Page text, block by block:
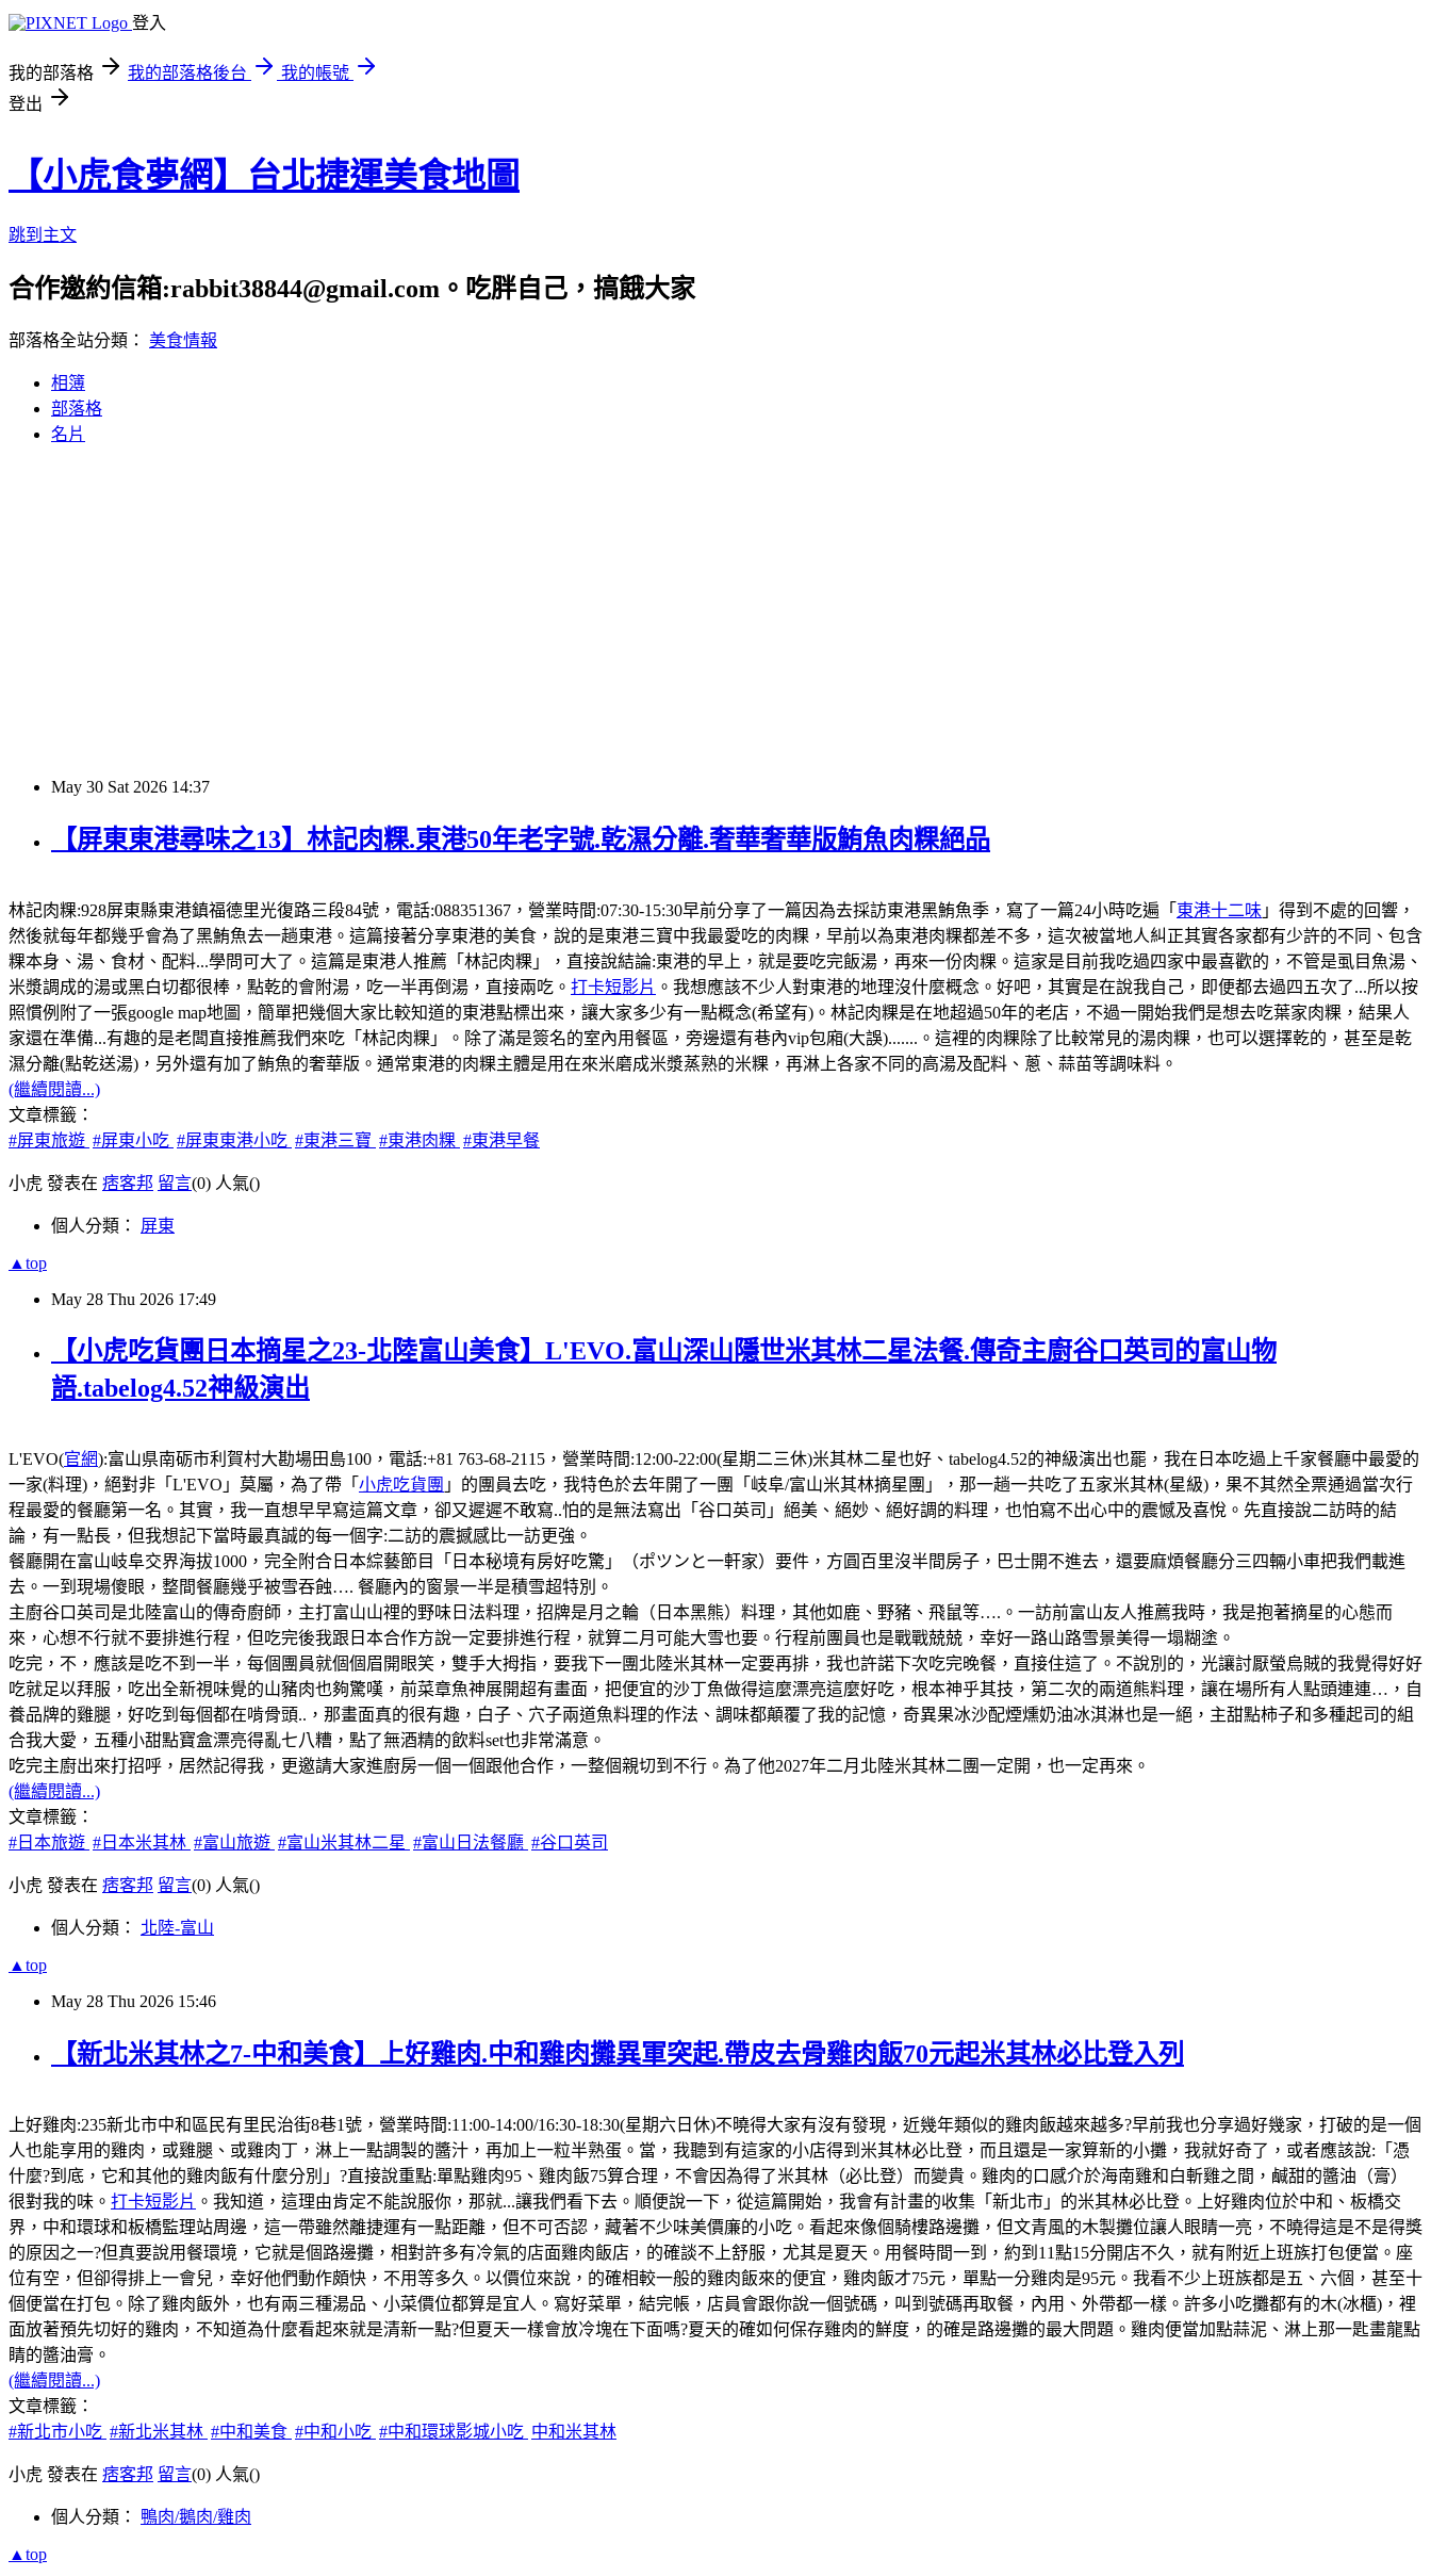
登入
我的部落格 我的部落格後台
我的帳號
登出
【小虎食夢網】台北捷運美食地圖
跳到主文
合作邀約信箱:rabbit38844@gmail.com。吃胖自己，搞餓大家
部落格全站分類： 美食情報
相簿
部落格
名片
May 30 Sat 2026 14:37
【屏東東港尋味之13】林記肉粿.東港50年老字號.乾濕分離.奢華奢華版鮪魚肉粿絕品
林記肉粿:928屏東縣東港鎮福德里光復路三段84號，電話:088351367，營業時間:07:30-15:30早前分享了一篇因為去採訪東港黑鮪魚季，寫了一篇24小時吃遍「 東港十二味 」得到不處的回響，
然後就每年都幾乎會為了黑鮪魚去一趟東港。這篇接著分享東港的美食，說的是東港三寶中我最愛吃的肉粿，早前以為東港肉粿都差不多，這次被當地人糾正其實各家都有少許的不同、包含
粿本身、湯、食材、配料...學問可大了。這篇是東港人推薦「林記肉粿」，直接說結論:東港的早上，就是要吃完飯湯，再來一份肉粿。這家是目前我吃過四家中最喜歡的，不管是虱目魚湯、
米漿調成的湯或黑白切都很棒，點乾的會附湯，吃一半再倒湯，直接兩吃。 打卡短影片 。我想應該不少人對東港的地理沒什麼概念。好吧，其實是在說我自己，即便都去過四五次了...所以按
照慣例附了一張google map地圖，簡單把幾個大家比較知道的東港點標出來，讓大家多少有一點概念(希望有)。林記肉粿是在地超過50年的老店，不過一開始我們是想去吃葉家肉粿，結果人
家還在準備...有趣的是老闆直接推薦我們來吃「林記肉粿」。除了滿是簽名的室內用餐區，旁邊還有巷內vip包廂(大誤).......。這裡的肉粿除了比較常見的湯肉粿，也可以選擇乾的，甚至是乾
濕分離(點乾送湯)，另外還有加了鮪魚的奢華版。通常東港的肉粿主體是用在來米磨成米漿蒸熟的米粿，再淋上各家不同的高湯及配料、蔥、蒜苗等調味料。
(繼續閱讀...)
文章標籤：
#屏東旅遊 #屏東小吃 #屏東東港小吃 #東港三寶 #東港肉粿 #東港早餐
小虎 發表在 痞客邦 留言(0) 人氣()
個人分類： 屏東
▲top
May 28 Thu 2026 17:49
【小虎吃貨團日本摘星之23-北陸富山美食】L'EVO.富山深山隱世米其林二星法餐.傳奇主廚谷口英司的富山物
語.tabelog4.52神級演出
L'EVO(官網):富山県南砺市利賀村大勘場田島100，電話:+81 763-68-2115，營業時間:12:00-22:00(星期二三休)米其林二星也好、tabelog4.52的神級演出也罷，我在日本吃過上千家餐廳中最愛的
一家(料理)，絕對非「L'EVO」莫屬，為了帶「 小虎吃貨團 」的團員去吃，我特色於去年開了一團「岐阜/富山米其林摘星團」，那一趟一共吃了五家米其林(星級)，果不其然全票通過當次行
程最愛的餐廳第一名。其實，我一直想早早寫這篇文章，卻又遲遲不敢寫..怕的是無法寫出「谷口英司」絕美、絕妙、絕好調的料理，也怕寫不出心中的震憾及喜悅。先直接說二訪時的結
論，有一點長，但我想記下當時最真誠的每一個字:二訪的震撼感比一訪更強。
餐廳開在富山岐阜交界海拔1000，完全附合日本綜藝節目「日本秘境有房好吃驚」（ポツンと一軒家）要件，方圓百里沒半間房子，巴士開不進去，還要麻煩餐廳分三四輛小車把我們載進
去。一到現場傻眼，整間餐廳幾乎被雪吞蝕…. 餐廳內的窗景一半是積雪超特別。
主廚谷口英司是北陸富山的傳奇廚師，主打富山山𥚃的野味日法料理，招牌是月之輪（日本黑熊）料理，其他如鹿、野豬、飛鼠等….。一訪前富山友人推薦我時，我是抱著摘星的心態而
來，心想不行就不要排進行程，但吃完後我跟日本合作方說一定要排進行程，就算二月可能大雪也要。行程前團員也是戰戰兢兢，幸好一路山路雪景美得一塌糊塗。
吃完，不，應該是吃不到一半，每個團員就個個眉開眼笑，雙手大拇指，要我下一團北陸米其林一定要再排，我也許諾下次吃完晚餐，直接住這了。不說別的，光讓討厭螢烏賊的我覺得好好
吃就足以拜服，吃出全新視味覺的山豬肉也夠驚嘆，前菜章魚神展開超有畫面，把便宜的沙丁魚做得這麼漂亮這麼好吃，根本神乎其技，第二次的兩道熊料理，讓在場所有人點頭連連…，自
養品牌的雞腿，好吃到每個都在啃骨頭..，那畫面真的很有趣，白子、穴子兩道魚料理的作法、調味都顛覆了我的記憶，奇異果冰沙配煙燻奶油冰淇淋也是一絕，主甜點柿子和多種起司的組
合我大愛，五種小甜點寶盒漂亮得亂七八糟，點了無酒精的飲料set也非常滿意。
吃完主廚出來打招呼，居然記得我，更邀請大家進廚房一個一個跟他合作，一整個親切到不行。為了他2027年二月北陸米其林二團一定開，也一定再來。
(繼續閱讀...)
文章標籤：
#日本旅遊 #日本米其林 #富山旅遊 #富山米其林二星 #富山日法餐廳 #谷口英司
小虎 發表在 痞客邦 留言(0) 人氣()
個人分類： 北陸-富山
▲top
May 28 Thu 2026 15:46
【新北米其林之7-中和美食】上好雞肉.中和雞肉攤異軍突起.帶皮去骨雞肉飯70元起米其林必比登入列
上好雞肉:235新北市中和區民有里民治街8巷1號，營業時間:11:00-14:00/16:30-18:30(星期六日休)不曉得大家有沒有發現，近幾年類似的雞肉飯越來越多?早前我也分享過好幾家，打破的是一個
人也能享用的雞肉，或雞腿、或雞肉丁，淋上一點調製的醬汁，再加上一粒半熟蛋。當，我聽到有這家的小店得到米其林必比登，而且還是一家算新的小攤，我就好奇了，或者應該說:「憑
什麼?到底，它和其他的雞肉飯有什麼分別」?直接說重點:單點雞肉95、雞肉飯75算合理，不會因為得了米其林（必比登）而變貴。雞肉的口感介於海南雞和白斬雞之間，鹹甜的醬油（膏）
很對我的味。 打卡短影片 。我知道，這理由肯定不能說服你，那就...讓我們看下去。順便說一下，從這篇開始，我會有計畫的收集「新北市」的米其林必比登。上好雞肉位於中和、板橋交
界，中和環球和板橋監理站周邊，這一帶雖然離捷運有一點距離，但不可否認，藏著不少味美價廉的小吃。看起來像個騎樓路邊攤，但文青風的木製攤位讓人眼睛一亮，不曉得這是不是得獎
的原因之一?但真要說用餐環境，它就是個路邊攤，相對許多有冷氣的店面雞肉飯店，的確談不上舒服，尤其是夏天。用餐時間一到，約到11點15分開店不久，就有附近上班族打包便當。座
位有空，但卻得排上一會兒，幸好他們動作頗快，不用等多久。以價位來說，的確相較一般的雞肉飯來的便宜，雞肉飯才75元，單點一分雞肉是95元。我看不少上班族都是五、六個，甚至十
個便當在打包。除了雞肉飯外，也有兩三種湯品、小菜價位都算是宜人。寫好菜單，結完帳，店員會跟你說一個號碼，叫到號碼再取餐，內用、外帶都一樣。許多小吃攤都有的木(冰櫃)，裡
面放著預先切好的雞肉，不知道為什麼看起來就是清新一點?但夏天一樣會放冷塊在下面嗎?夏天的確如何保存雞肉的鮮度，的確是路邊攤的最大問題。雞肉便當加點蒜泥、淋上那一匙畫龍點
睛的醬油膏。
(繼續閱讀...)
文章標籤：
#新北市小吃 #新北米其林 #中和美食 #中和小吃 #中和環球影城小吃 中和米其林
小虎 發表在 痞客邦 留言(0) 人氣()
個人分類： 鴨肉/鵝肉/雞肉
▲top